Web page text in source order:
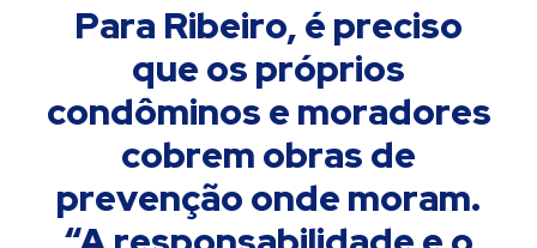
Para Ribeiro, é preciso
que os próprios
condôminos e moradores
cobrem obras de
prevenção onde moram.